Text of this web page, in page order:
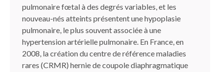
pulmonaire fœtal à des degrés variables, et les
nouveau-nés atteints présentent une hypoplasie
pulmonaire, le plus souvent associée à une
hypertension artérielle pulmonaire. En France, en
2008, la création du centre de référence maladies
rares (CRMR) hernie de coupole diaphragmatique